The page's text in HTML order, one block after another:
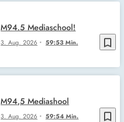
bookmark_border
3. Aug. 2026 59:53 Min.
M94.5 Mediaschool!
bookmark_border
3. Aug. 2026 59:54 Min.
M94,5 Mediashool